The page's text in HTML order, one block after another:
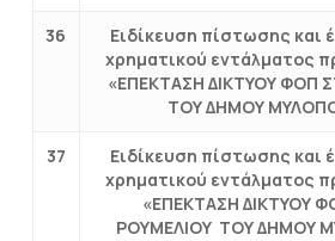
36
Ειδίκευση πίστωσης και
χρηματικού εντάλματος
«ΕΠΕΚΤΑΣΗ ΔΙΚΤΥΟΥ ΦΟΠ
ΤΟΥ ΔΗΜΟΥ
37
Ειδίκευση πίστωσης και
χρηματικού εντάλματος
«ΕΠΕΚΤΑΣΗ ΔΙΚΤΥΟΥ
ΡΟΥΜΕΛΙΟΥ ΤΟΥ ΔΗΜΟΥ